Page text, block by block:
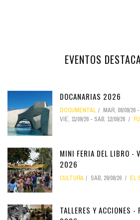
EVENTOS
DOCANARIAS 2026
DOCUMENTAL MAR, 08/09/26 -
VIE, 11/09/26 - SÁB, 12/09/26
MINI FERIA DEL LIBRO -
2026
CULTURA SÁB, 29/08/26 EL
TALLERES Y ACCIONES -